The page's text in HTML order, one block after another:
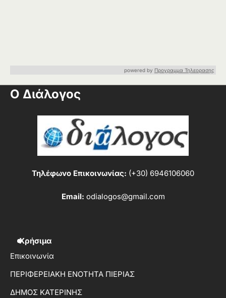
powered by Προγραμμα Τηλεορασης
Ο Διάλογος
Τηλέφωνο Επικοινωνίας: (+30) 6946106060
Email: odialogos@gmail.com
Χρήσιμα
Επικοινωνία
ΠΕΡΙΦΕΡΕΙΑΚΗ ΕΝΟΤΗΤΑ ΠΙΕΡΙΑΣ
ΔΗΜΟΣ ΚΑΤΕΡΙΝΗΣ